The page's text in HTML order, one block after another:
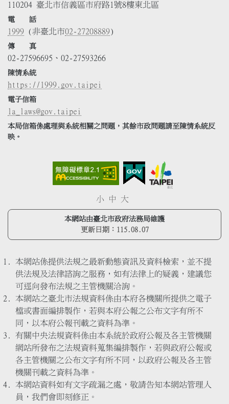
110204 臺北市信義區市府路1號8樓東北區
電 話
1999 (非臺北市02-27208889)
傳 真
02-27596695、02-27593266
陳情系統
https://1999.gov.taipei
電子信箱
la_laws@gov.taipei
本局信箱係處理與系統相關之問題，其餘市政問題請至陳情系統反
映。
小 中 大
本網站由臺北市政府法務局維護
更新日期： 115.08.07
本網站係提供法規之最新動態資訊及資料檢索，並不提
供法規及法律諮詢之服務，如有法律上的疑義，建議您
可逕向發布法規之主管機關洽詢。
本網站之臺北市法規資料係由本府各機關所提供之電子
檔或書面編排製作，若與本府公報之公布文字有所不
同，以本府公報刊載之資料為準。
有關中央法規資料係由本系統於政府公報及各主管機關
網站所發布之法規資料蒐集編排製作，若與政府公報或
各主管機關之公布文字有所不同，以政府公報及各主管
機關刊載之資料為準。
本網站資料如有文字疏漏之處，敬請告知本網站管理人
員，我們會即刻修正。